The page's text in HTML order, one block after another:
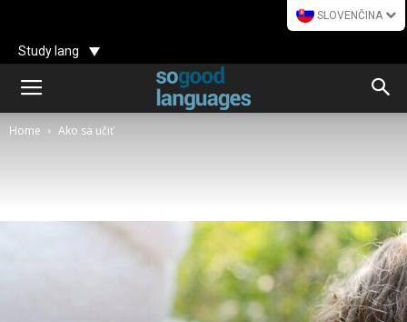
SLOVENČINA
Study lang
Home Ako sa učiť